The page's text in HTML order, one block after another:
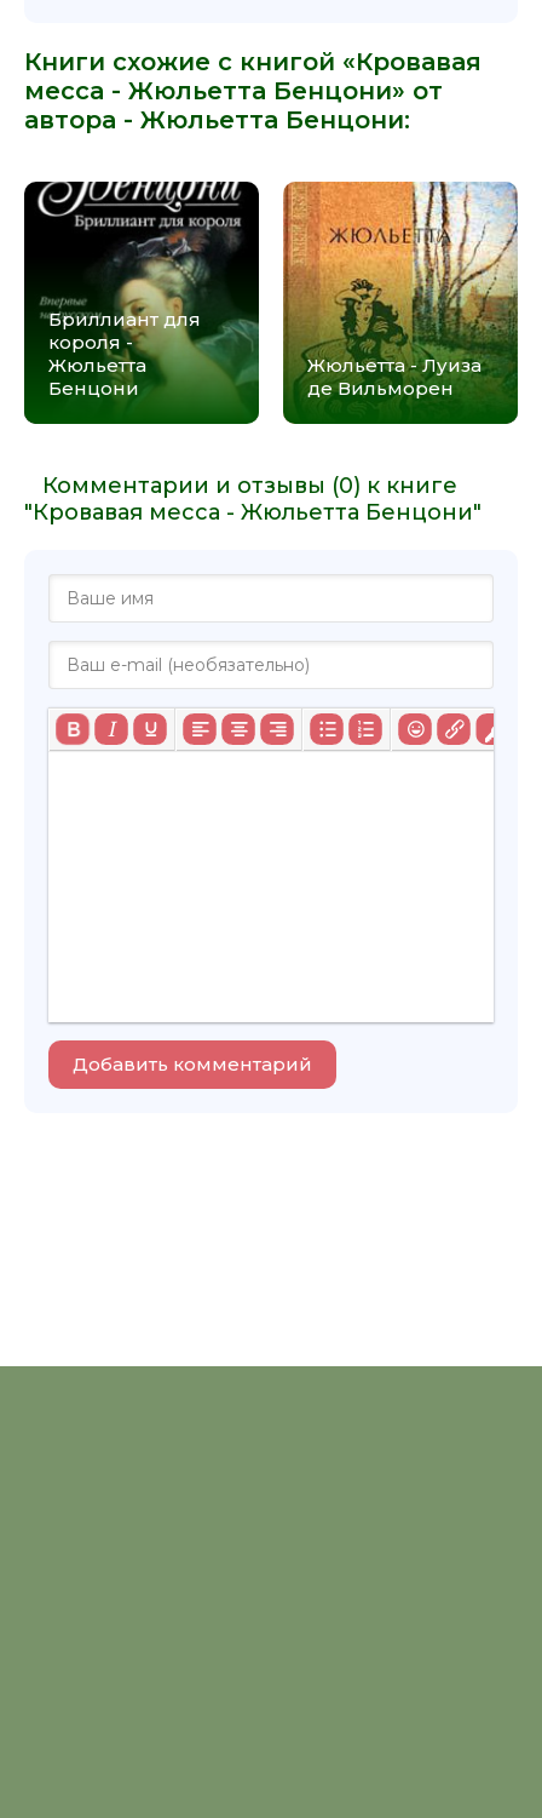
Книги схожие с книгой «Кровавая
месса - Жюльетта Бенцони» от
автора - Жюльетта Бенцони:
Бриллиант для
короля -
Жюльетта
Бенцони
Жюльетта - Луиза
де Вильморен
Комментарии и отзывы (0) к книге
"Кровавая месса - Жюльетта Бенцони"
Добавить комментарий